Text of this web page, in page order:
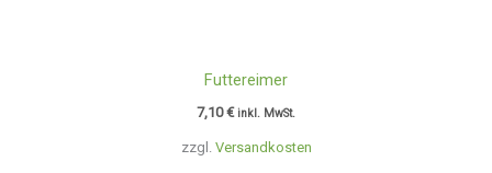
zzgl. Versandkosten
Futtereimer
7,10€ inkl. MwSt.